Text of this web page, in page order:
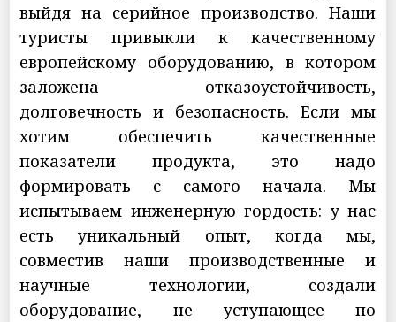
выйдя на серийное производство. Наши
туристы привыкли к качественному
европейскому оборудованию, в котором
заложена отказоустойчивость,
долговечность и безопасность. Если мы
хотим обеспечить качественные
показатели продукта, это надо
формировать с самого начала. Мы
испытываем инженерную гордость: у нас
есть уникальный опыт, когда мы,
совместив наши производственные и
научные технологии, создали
оборудование, не уступающее по